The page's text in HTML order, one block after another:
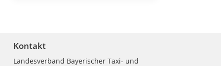
Kontakt
Landesverband Bayerischer Taxi- und